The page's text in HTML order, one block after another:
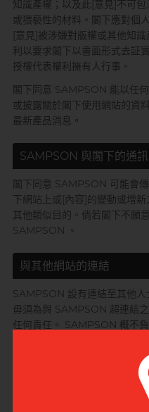
肌肉型暖男 James
知識產權；以及此[意見]不可
或猥褻性的材料。閣下應對個
[意見]被涉嫌對版權或其他知
利以要求閣下以書面形式去証
授權代表權利擁有人行事。
閣下同意 SAMPSON 能以任
或披露關於閣下使用網站的資
最新產品消息。
SAMPSON 與閣下的通訊
閣下同意 SAMPSON 可能會
下網站上或[內容]的變動或增
其他類似目的。倘若閣下不願
SAMPSON 。
與其他網站的連結
SAMPSON 設有連結至其他
毋須為與 SAMPSON 超連結
任何責任。 SAMPSON 概不
關，或由該等網站或資源所引
對非目標顧客或訪客的責